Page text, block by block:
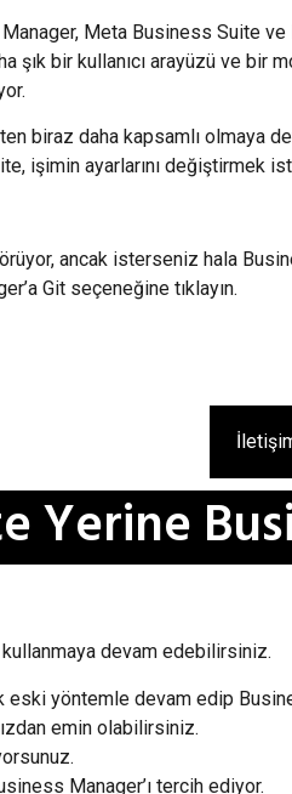
Manager, Meta Business Suite
şık bir kullanıcı arayüzü ve
biraz daha kapsamlı olmaya
işimin ayarlarını değiştirmek
ancak isterseniz hala
Git seçeneğine tıklayın.
Yerine
devam edebilirsiniz.
yöntemle devam edip
emin olabilirsiniz.
Manager’ı tercih ediyor.